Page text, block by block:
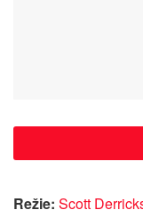
Režie: Scott